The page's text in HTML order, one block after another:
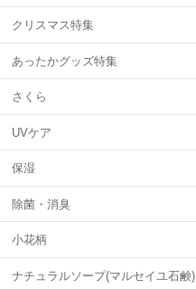
クリスマス特集
あったかグッズ特集
さくら
UVケア
保湿
除菌・消臭
小花柄
ナチュラルソープ(マルセイユ石鹸)